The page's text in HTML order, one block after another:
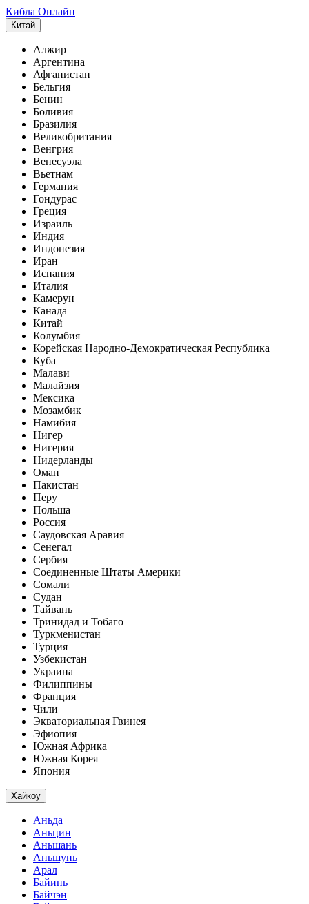
Кибла Онлайн
Китай
Алжир
Аргентина
Афганистан
Бельгия
Бенин
Боливия
Бразилия
Великобритания
Венгрия
Венесуэла
Вьетнам
Германия
Гондурас
Греция
Израиль
Индия
Индонезия
Иран
Испания
Италия
Камерун
Канада
Китай
Колумбия
Корейская Народно-Демократическая Республика
Куба
Малави
Малайзия
Мексика
Мозамбик
Намибия
Нигер
Нигерия
Нидерланды
Оман
Пакистан
Перу
Польша
Россия
Саудовская Аравия
Сенегал
Сербия
Соединенные Штаты Америки
Сомали
Судан
Тайвань
Тринидад и Тобаго
Туркменистан
Турция
Узбекистан
Украина
Филиппины
Франция
Чили
Экваториальная Гвинея
Эфиопия
Южная Африка
Южная Корея
Япония
Хайкоу
Аньда
Аньцин
Аньшань
Аньшунь
Арал
Байинь
Байчэн